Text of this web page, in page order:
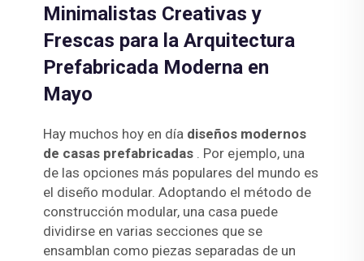
Minimalistas Creativas y
Frescas para la Arquitectura
Prefabricada Moderna en
Mayo
Hay muchos hoy en día diseños modernos
de casas prefabricadas . Por ejemplo, una
de las opciones más populares del mundo es
el diseño modular. Adoptando el método de
construcción modular, una casa puede
dividirse en varias secciones que se
ensamblan como piezas separadas de un